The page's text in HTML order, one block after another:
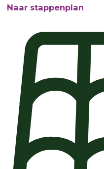
Naar stappenplan